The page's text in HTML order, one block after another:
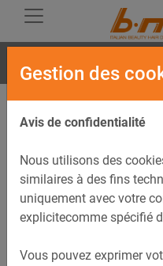
Gestion des
Avis de confidentialité
Nous utilisons des
similaires à des fins
uniquement avec votre
explicitecomme spécifié
Vous pouvez exprimer